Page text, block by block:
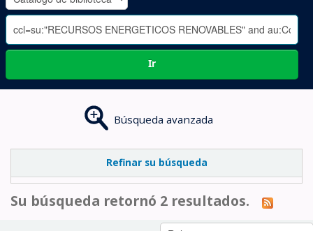
-
Ir
Búsqueda avanzada
Refinar su búsqueda
Su búsqueda retornó 2 resultados.